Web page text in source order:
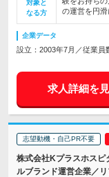
対象と
なる方
の運営を円滑
企業データ
設立：2003年7月／従業員
求人詳細を
志望動機・自己PR不要
株式会社Kプラスホスピ
ルブランド運営企業／